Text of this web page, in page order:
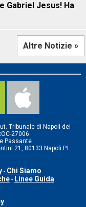
Gabriel Jesus! Ha
Altre Notizie »
Tribunale di Napoli del
27006.
Passante
21, 80133 Napoli P.I.
- Chi Siamo
- Linee Guida